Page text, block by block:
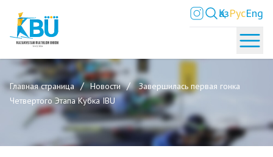
ҚазРусEng
Главная страница Новости
Завершилась первая гонка
Четвертого Этапа Кубка IBU